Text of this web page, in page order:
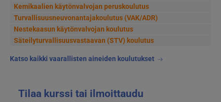
Kemikaalien käytönvalvojan peruskoulutus
Turvallisuusneuvonantajakoulutus (VAK/ADR)
Nestekaasun käytönvalvojan koulutus
Säteilyturvallisuusvastaavan (STV) koulutus
Katso kaikki vaarallisten aineiden koulutukset
Tilaa kurssi tai ilmoittaudu